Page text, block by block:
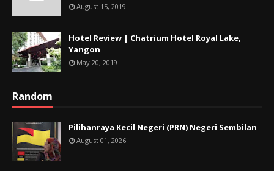
August 15, 2019
Hotel Review | Chatrium Hotel Royal Lake,
Yangon
May 20, 2019
Random
Pilihanraya Kecil Negeri (PRN) Negeri Sembilan
August 01, 2026